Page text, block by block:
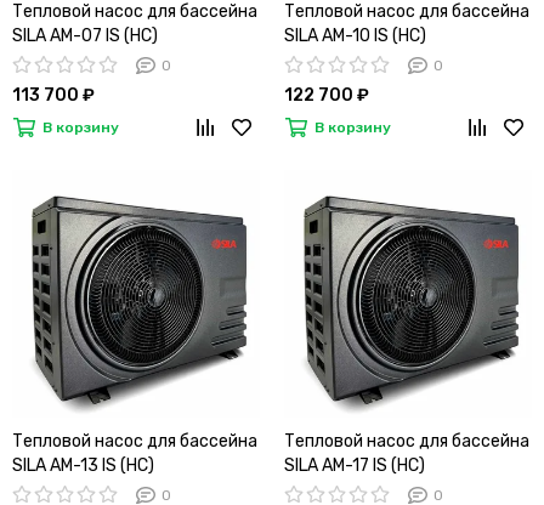
Тепловой насос для бассейна
SILA AM-07 IS (HC)
0
113 700 ₽
В корзину
Тепловой насос для бассейна
SILA AM-10 IS (HC)
0
122 700 ₽
В корзину
Тепловой насос для бассейна
SILA AM-13 IS (HC)
0
Тепловой насос для бассейна
SILA AM-17 IS (HC)
0